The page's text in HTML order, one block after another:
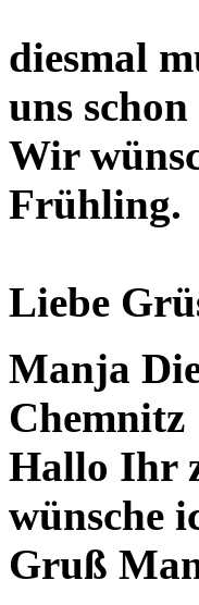
diesmal
uns
Wir
Frühling.
Liebe
Manja
Chemnitz
Hallo Ihr
wünsche
Gruß